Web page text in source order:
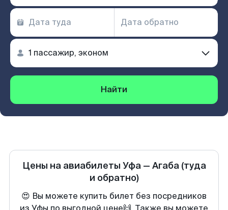
Найти
Цены на авиабилеты Уфа— Агаба (туда
и обратно)
😍 Вы можете купить билет без посредников